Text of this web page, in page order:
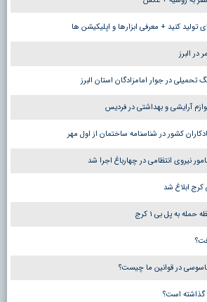
تولید کنید + معرفی ابزارها و اپلیکیشن ها
در البرز
آرایشی و بهداشتی در فردیس
کشور در شناسنامه ساختمان از اول مهر
نیروی انتظامی در چهارباغ اجرا شد
ابلاغ شد
به پل بی ۱ کرج
در قوانین ما چیست؟
گذاشته است؟